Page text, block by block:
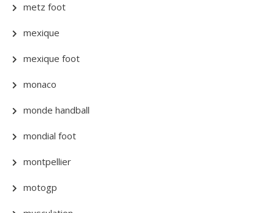
metz foot
mexique
mexique foot
monaco
monde handball
mondial foot
montpellier
motogp